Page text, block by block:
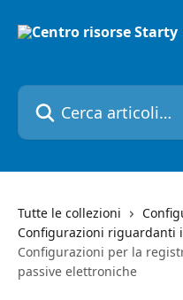
Cerca articoli…
Tutte le collezioni
Configurazioni riguardanti
Configurazioni per la
passive elettroniche